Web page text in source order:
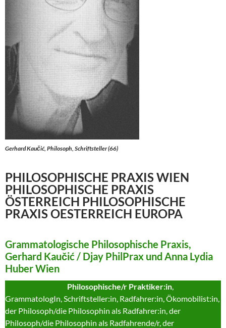
Gerhard Kaučić, Philosoph, Schriftsteller (66)
PHILOSOPHISCHE PRAXIS WIEN
PHILOSOPHISCHE PRAXIS
ÖSTERREICH PHILOSOPHISCHE
PRAXIS OESTERREICH EUROPA
Grammatologische Philosophische Praxis,
Gerhard Kaučić / Djay PhilPrax und Anna Lydia
Huber Wien
Philosophische/r Praktiker:in
GrammatologIn, Schriftsteller:in, Radfahrer:in, Ökomobilist:in,
der Philosoph/die Philosophin als Radfahrer:in, der
Philosoph/die Philosophin als Radfahrende/r, der